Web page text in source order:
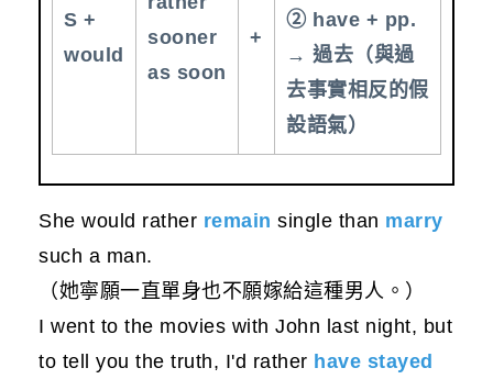
S +
would
sooner
as soon
+
② have + pp.
→ 過去（與過
去事實相反的假
設語氣）
She would rather remain single than marry
such a man.
（她寧願一直單身也不願嫁給這種男人。）
I went to the movies with John last night, but
to tell you the truth, I'd rather have stayed